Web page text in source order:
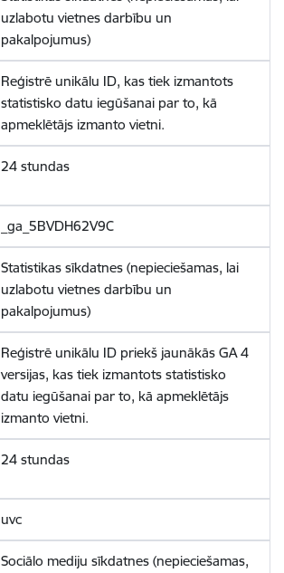
uzlabotu vietnes darbību un
pakalpojumus)
Reģistrē unikālu ID, kas tiek izmantots
statistisko datu iegūšanai par to, kā
apmeklētājs izmanto vietni.
24 stundas
_ga_5BVDH62V9C
Statistikas sīkdatnes (nepieciešamas, lai
uzlabotu vietnes darbību un
pakalpojumus)
Reģistrē unikālu ID priekš jaunākās GA 4
versijas, kas tiek izmantots statistisko
datu iegūšanai par to, kā apmeklētājs
izmanto vietni.
24 stundas
uvc
Sociālo mediju sīkdatnes (nepieciešamas,